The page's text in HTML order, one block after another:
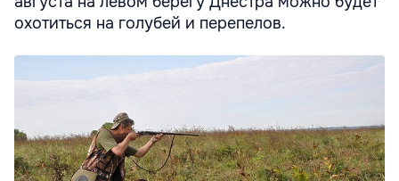
охотиться на голубей и перепелов.